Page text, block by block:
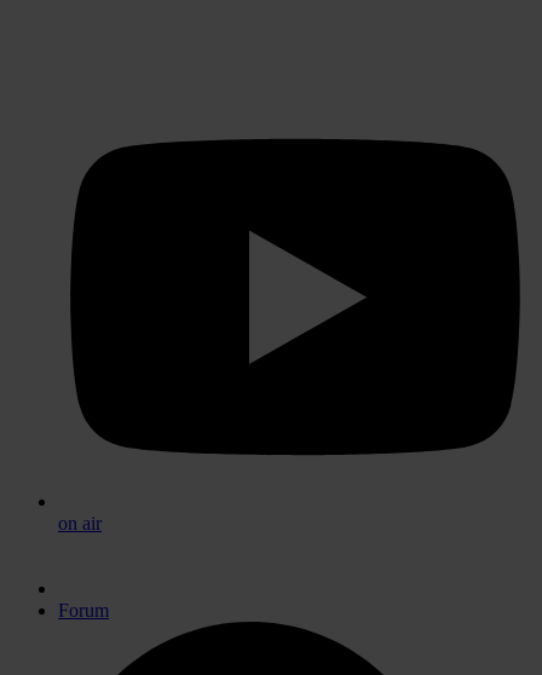
on air
Forum